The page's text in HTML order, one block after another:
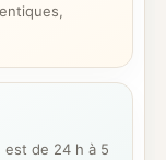
est de 24 h à 5